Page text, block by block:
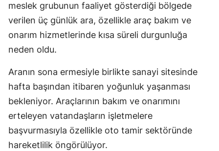
meslek grubunun faaliyet gösterdiği bölgede
verilen üç günlük ara, özellikle araç bakım ve
onarım hizmetlerinde kısa süreli durgunluğa
neden oldu.
Aranın sona ermesiyle birlikte sanayi sitesinde
hafta başından itibaren yoğunluk yaşanması
bekleniyor. Araçlarının bakım ve onarımını
erteleyen vatandaşların işletmelere
başvurmasıyla özellikle oto tamir sektöründe
hareketlilik öngörülüyor.